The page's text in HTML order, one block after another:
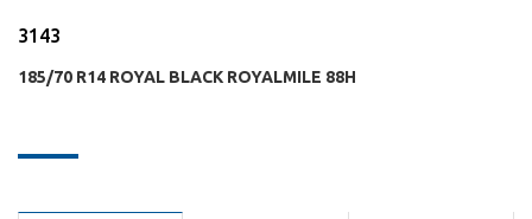
3143
185/70 R14 ROYAL BLACK ROYALMILE 88H